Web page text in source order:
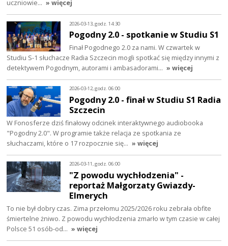
uczniowie… » więcej
2026-03-13, godz. 14:30
Pogodny 2.0 - spotkanie w Studiu S1
Finał Pogodnego 2.0 za nami. W czwartek w
Studiu S-1 słuchacze Radia Szczecin mogli spotkać się między innymi z
detektywem Pogodnym, autorami i ambasadorami… » więcej
2026-03-12, godz. 06:00
Pogodny 2.0 - finał w Studiu S1 Radia
Szczecin
W Fonosferze dziś finałowy odcinek interaktywnego audiobooka
"Pogodny 2.0". W programie także relacja ze spotkania ze
słuchaczami, które o 17 rozpocznie się… » więcej
2026-03-11, godz. 06:00
"Z powodu wychłodzenia" -
reportaż Małgorzaty Gwiazdy-
Elmerych
To nie był dobry czas. Zima przełomu 2025/2026 roku zebrała obfite
śmiertelne żniwo. Z powodu wychłodzenia zmarło w tym czasie w całej
Polsce 51 osób-od… » więcej